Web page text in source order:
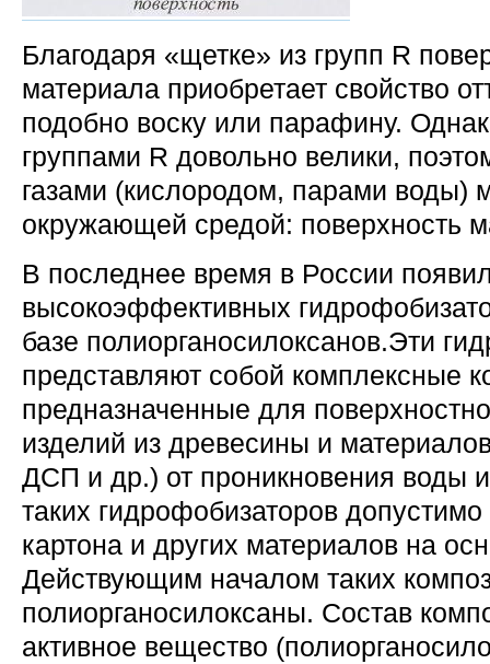
Благодаря «щетке» из групп R
материала приобретает свойство
подобно воску или парафину.
группами R довольно велики,
газами (кислородом, парами воды)
окружающей средой: поверхность
В последнее время в России
высокоэффективных
базе полиорганосилоксанов.Эти
представляют собой комплексные
предназначенные для
изделий из древесины и
ДСП и др.) от проникновения воды
таких гидрофобизаторов
картона и других материалов на
Действующим началом таких
полиорганосилоксаны. Состав
активное вещество